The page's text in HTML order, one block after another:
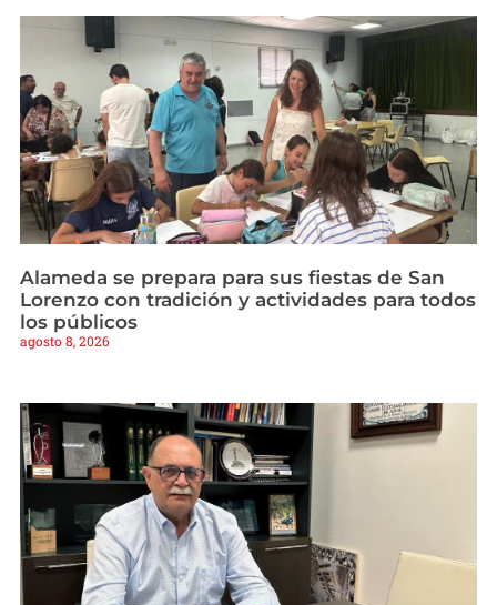
Alameda se prepara para sus fiestas de San
Lorenzo con tradición y actividades para todos
los públicos
agosto 8, 2026